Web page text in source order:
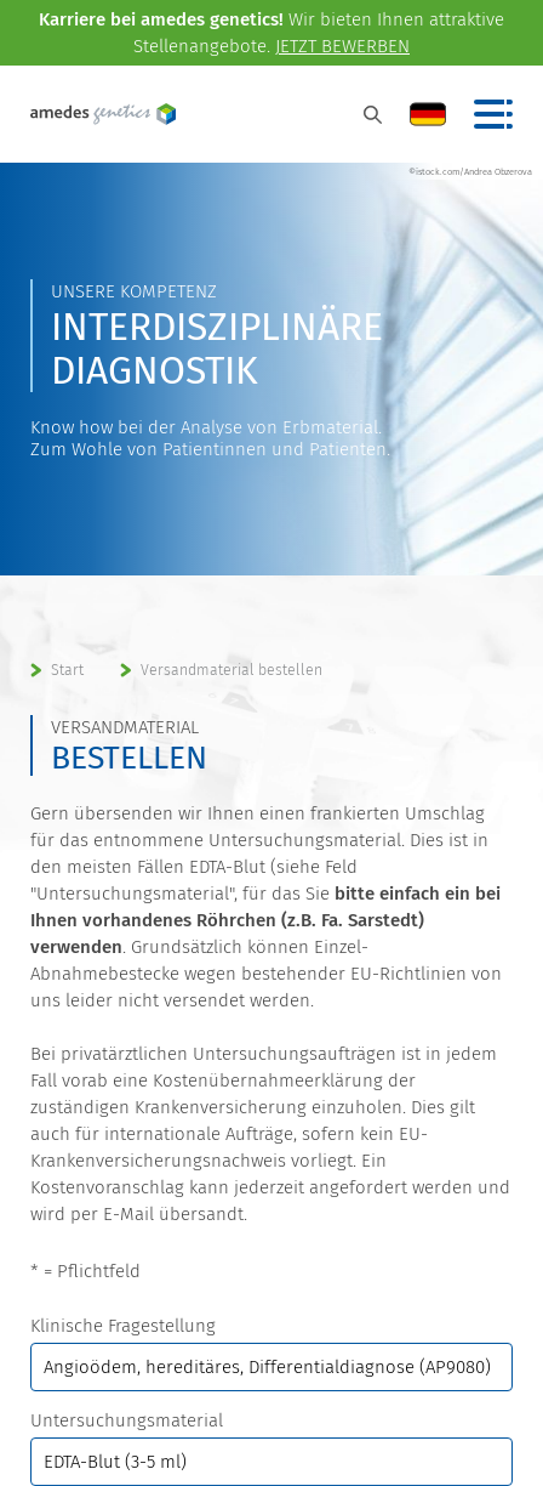
Karriere bei amedes genetics! Wir bieten Ihnen attraktive
Stellenangebote. JETZT BEWERBEN
©istock.com/Andrea Obzerova
UNSERE KOMPETENZ
INTERDISZIPLINÄRE
DIAGNOSTIK
Know how bei der Analyse von Erbmaterial.
Zum Wohle von Patientinnen und Patienten.
Start Versandmaterial bestellen
VERSANDMATERIAL
BESTELLEN
Gern übersenden wir Ihnen einen frankierten Umschlag
für das entnommene Untersuchungsmaterial. Dies ist in
den meisten Fällen EDTA-Blut (siehe Feld
"Untersuchungsmaterial", für das Sie bitte einfach ein bei
Ihnen vorhandenes Röhrchen (z.B. Fa. Sarstedt)
verwenden. Grundsätzlich können Einzel-
Abnahmebestecke wegen bestehender EU-Richtlinien von
uns leider nicht versendet werden.
Bei privatärztlichen Untersuchungsaufträgen ist in jedem
Fall vorab eine Kostenübernahmeerklärung der
zuständigen Krankenversicherung einzuholen. Dies gilt
auch für internationale Aufträge, sofern kein EU-
Krankenversicherungsnachweis vorliegt. Ein
Kostenvoranschlag kann jederzeit angefordert werden und
wird per E-Mail übersandt.
* = Pflichtfeld
Klinische Fragestellung
Untersuchungsmaterial